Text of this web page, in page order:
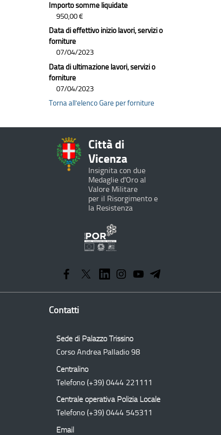
Importo somme liquidate
950,00 €
Data di effettivo inizio lavori, servizi o
forniture
07/04/2023
Data di ultimazione lavori, servizi o
forniture
07/04/2023
Torna all’elenco Gare per forniture
Città di
Vicenza
Insignita con due
Medaglie d'Oro al
Valore Militare
per il Risorgimento e
la Resistenza
Operativo
Regionale
Contatti
Sede di Palazzo Trissino
Corso Andrea Palladio 98
Centralino
Telefono (+39) 0444 221111
Centrale operativa Polizia Locale
Telefono (+39) 0444 545311
Email